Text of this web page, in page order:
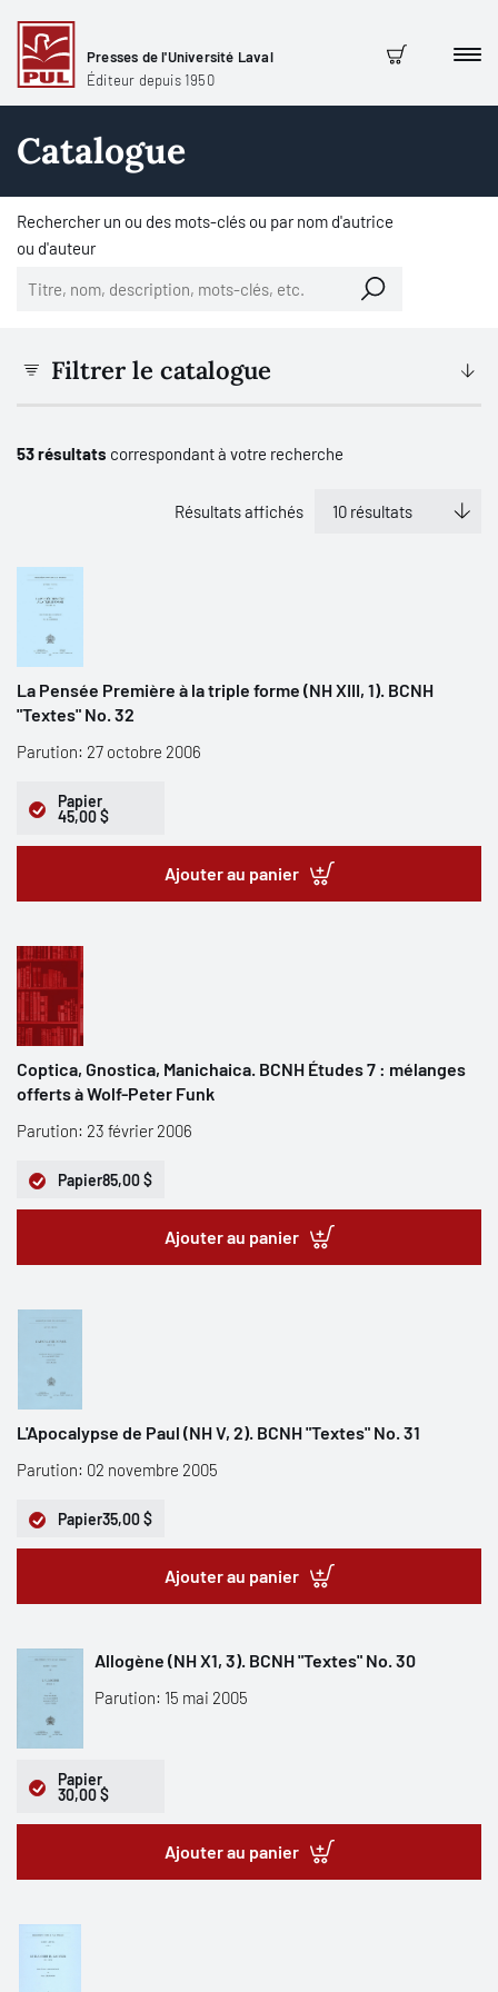
Presses de l'Université Laval
Éditeur depuis 1950
Panier
Catalogue
Rechercher un ou des mots-clés ou par nom d'autrice
ou d'auteur
Filtrer le catalogue
53 résultats correspondant à votre recherche
Résultats affichés
La Pensée Première à la triple forme (NH XIII, 1). BCNH
"Textes" No. 32
Parution: 27 octobre 2006
Papier
45,00 $
Ajouter au panier
Coptica, Gnostica, Manichaica. BCNH Études 7 : mélanges
offerts à Wolf-Peter Funk
Parution: 23 février 2006
Papier85,00 $
Ajouter au panier
L'Apocalypse de Paul (NH V, 2). BCNH "Textes" No. 31
Parution: 02 novembre 2005
Papier35,00 $
Ajouter au panier
Allogène (NH X1, 3). BCNH "Textes" No. 30
Parution: 15 mai 2005
Papier
30,00 $
Ajouter au panier